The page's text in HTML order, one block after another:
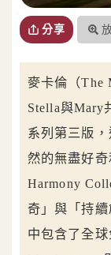
分享
麥卡倫（The
Stella與Mary
系列第三版
然的無盡好
Harmony
奇」與「持
中包含了全